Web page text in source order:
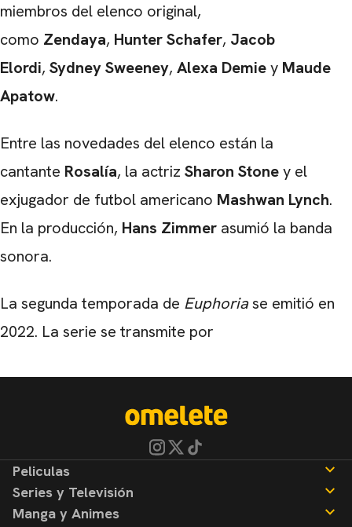
miembros del elenco original,
como Zendaya, Hunter Schafer, Jacob
Elordi, Sydney Sweeney, Alexa Demiey Maude
Apatow.
Entre las novedades del elenco están la
cantante Rosalía, la actriz Sharon Stoney el
exjugador de futbol americano Mashwan Lynch.
En la producción, Hans Zimmer asumió la banda
sonora.
La segunda temporada de Euphoriase emitió en
2022. La serie se transmite por
Peliculas
Noticias
Reseñas
Series y Televisión
Noticias
Manga y Animes